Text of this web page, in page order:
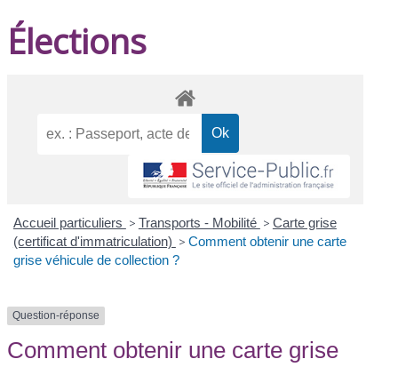
Élections
Accueil particuliers > Transports - Mobilité > Carte grise
(certificat d'immatriculation) > Comment obtenir une carte
grise véhicule de collection ?
Question-réponse
Comment obtenir une carte grise